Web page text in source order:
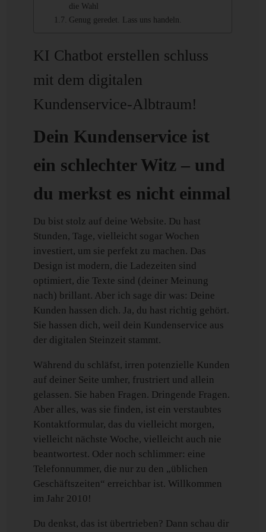
die Wahl
Genug geredet. Lass uns handeln.
KI Chatbot erstellen schluss
mit dem digitalen
Kundenservice-Albtraum!
Dein Kundenservice ist
ein schlechter Witz – und
du merkst es nicht einmal
Du bist stolz auf deine Website. Du hast
Stunden, Tage, vielleicht sogar Wochen
investiert, um sie perfekt zu machen. Das
Design ist modern, die Ladezeiten sind
optimiert, die Texte sind (deiner Meinung
nach) brillant. Aber ich sage dir was: Deine
Kunden hassen dich. Ja, du hast richtig gehört.
Sie hassen dich, weil dein Kundenservice aus
der digitalen Steinzeit stammt.
Während du schläfst, irren potenzielle Kunden
auf deiner Seite umher, frustriert und allein
gelassen. Sie haben Fragen. Dringende Fragen.
Aber alles, was sie finden, ist ein verstaubtes
Kontaktformular, das du vielleicht morgen,
vielleicht nächste Woche, vielleicht auch nie
beantwortest. Oder noch schlimmer: eine
Telefonnummer, die nur zu den „üblichen
Geschäftszeiten“ erreichbar ist. Willkommen
im Jahr 2010!
Du denkst, das ist übertrieben? Dann schau dir